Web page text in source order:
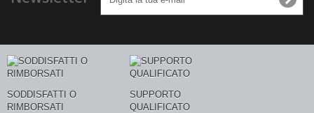
SODDISFATTI O
RIMBORSATI
SUPPORTO
QUALIFICATO